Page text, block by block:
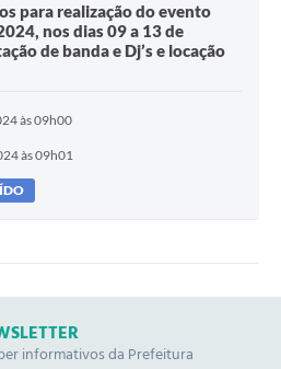
para realização do evento
nos dias 09 a 13 de
de banda e Dj’s e locação
às 09h00
às 09h01
informativos da Prefeitura